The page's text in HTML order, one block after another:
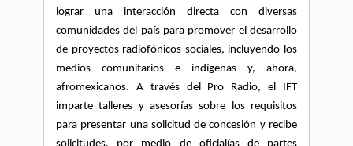
lograr una interacción directa con diversas
comunidades del país para promover el desarrollo
de proyectos radiofónicos sociales, incluyendo los
medios comunitarios e indígenas y, ahora,
afromexicanos. A través del Pro Radio, el IFT
imparte talleres y asesorías sobre los requisitos
para presentar una solicitud de concesión y recibe